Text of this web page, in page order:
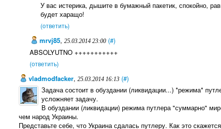
У вас истерика, дышите в бумажный пакетик, спокойно,
будет харащо!
(ответить)
mrvj85,25.03.2014 23:00 (#)
ABSOLYUTNO +++++++++++
(ответить)
vladmodfacker, 25.03.2014 16:13 (#)
Задача состоит в обуздании (ликвидации...) *режима*
усложняет задачу.
В обуздании (ликвидации) режима путлера "суммарно"
чем народ Украины.
Представьте себе, что Украина сдалась путлеру. Как это